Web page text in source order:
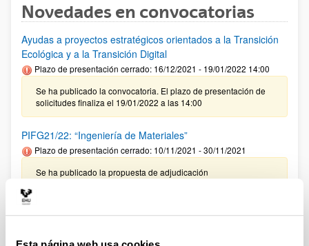
Novedades en convocatorias
Ayudas a proyectos estratégicos orientados a la Transición
Ecológica y a la Transición Digital
Plazo de presentación cerrado: 16/12/2021 - 19/01/2022 14:00
Se ha publicado la convocatoria. El plazo de presentación de
solicitudes finaliza el 19/01/2022 a las 14:00
PIFG21/22: “Ingeniería de Materiales”
Plazo de presentación cerrado: 10/11/2021 - 30/11/2021
Se ha publicado la propuesta de adjudicación
Ayudas LAB (AECC) 2022
Plazo de presentación cerrado: 10/12/2021 - 27/01/2022 15:00
Se ha publicado la convocatoria. El plazo de presentación de